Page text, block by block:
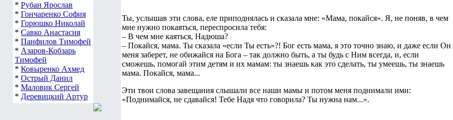
* Рубан Ярослав
* Гончаренко София
* Горюшко Николай
* Савко Анастасия
* Панфилов Тимофей
* Азаров-Кобзарь
Тимофей
* Ковыренко Ахмед
* Острый Данил
* Маловик Сергей
* Деревицкий Артур
Ты, услышав эти слова, еле приподнялась и сказала мне: «Мама, покайся». Я, не поняв, в чем
мне нужно покаяться, переспросила тебя:
– В чем мне каяться, Надюша?
– Покайся, мама. Ты сказала «если Ты есть»?! Бог есть мама, я это точно знаю, и даже если Он
меня заберет, не обижайся на Бога – так должно быть, а ты будь с Ним всегда, и, если
сможешь, помогай этим детям и их мамам: ты знаешь как это сделать, ты умеешь, ты знаешь
мама. Покайся, мама...
Эти твои слова завещания слышали все наши мамы и потом меня поднимали ими:
«Поднимайся, не сдавайся! Тебе Надя что говорила? Ты нужна нам...».